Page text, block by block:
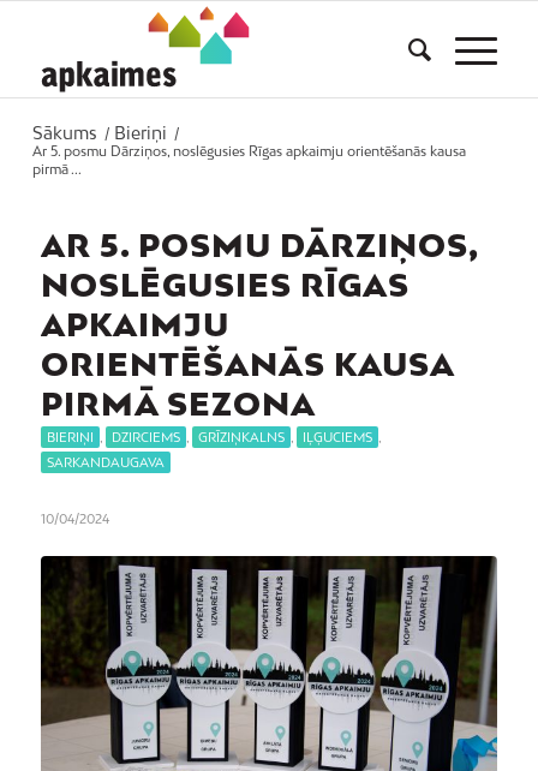
Sākums / Bieriņi
/
Ar 5. posmu Dārziņos, noslēgusies Rīgas apkaimju orientēšanās kausa
pirmā ...
AR 5. POSMU DĀRZIŅOS,
NOSLĒGUSIES RĪGAS
APKAIMJU
ORIENTĒŠANĀS KAUSA
PIRMĀ SEZONA
BIERIŅI DZIRCIEMS GRĪZIŅKALNS IĻĢUCIEMS
SARKANDAUGAVA
10/04/2024